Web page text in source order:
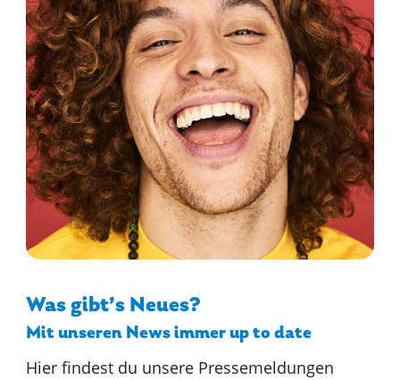
MIT UNS
ARBEITEN
Was gibt’s Neues?
Mit unseren News immer up to date
Hier findest du unsere Pressemeldungen